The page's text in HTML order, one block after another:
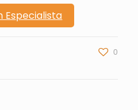
Especialista
0